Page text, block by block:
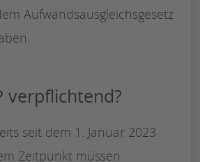
Aufwandsausgleichsgesetz
verpflichtend?
seit dem 1. Januar 2023
Zeitpunkt müssen